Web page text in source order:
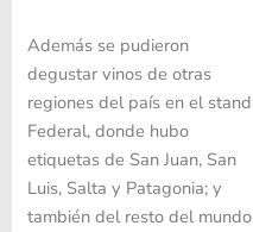
Además se pudieron
degustar vinos de otras
regiones del país en el stand
Federal, donde hubo
etiquetas de San Juan, San
Luis, Salta y Patagonia; y
también del resto del mundo